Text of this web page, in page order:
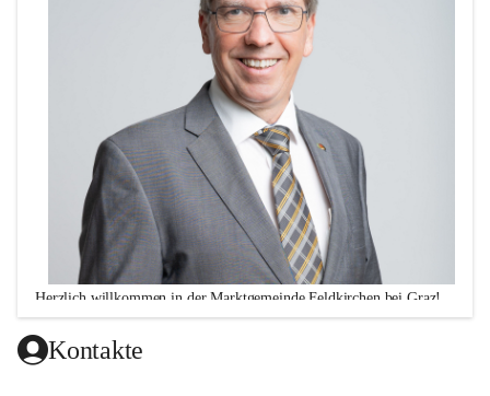
Herzlich willkommen in der Marktgemeinde Feldkirchen bei Graz!
Ich freue mich über Ihren Besuch auf unserer CITIES-Seite
und hoffe, dass wir Ihnen mit unseren Informationen zu
Kontakte